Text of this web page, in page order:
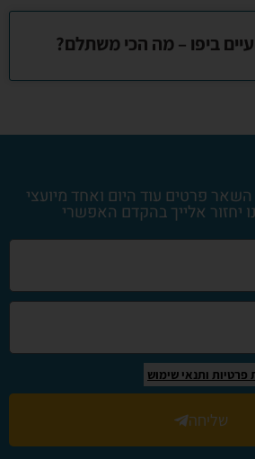
ביפו – מה הכי משתלם?
השאר פרטים עוד היום ואחד מיועצי
יחזור אלייך בהקדם האפשרי
פרטיות ותנאי שימוש
שליחה